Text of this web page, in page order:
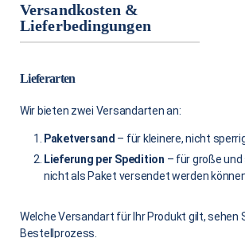
Versandkosten &
Lieferbedingungen
Lieferarten
Wir bieten zwei Versandarten an:
Paketversand – für kleinere, nicht
Lieferung per Spedition – für große und
nicht als Paket versendet werden
Welche Versandart für Ihr Produkt gilt, sehen
Bestellprozess.